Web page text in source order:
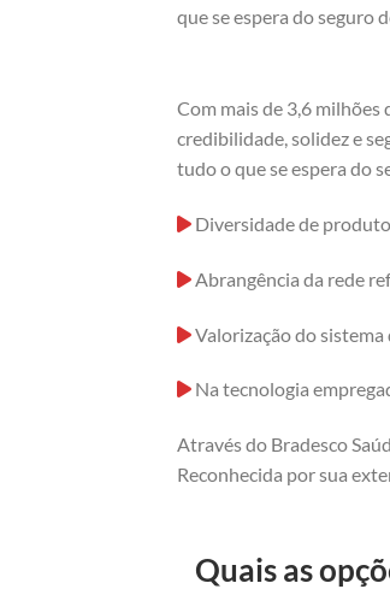
que se espera do seguro
Com mais de 3,6 milhões
credibilidade, solidez e
tudo o que se espera do
Diversidade de
Abrangência da rede
Valorização do
Na tecnologia
Através do Bradesco
Reconhecida por sua
Quais as